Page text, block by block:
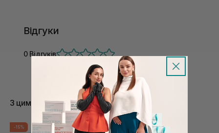
Відгуки
0 Відгуків
З цим товаром купують
-15%